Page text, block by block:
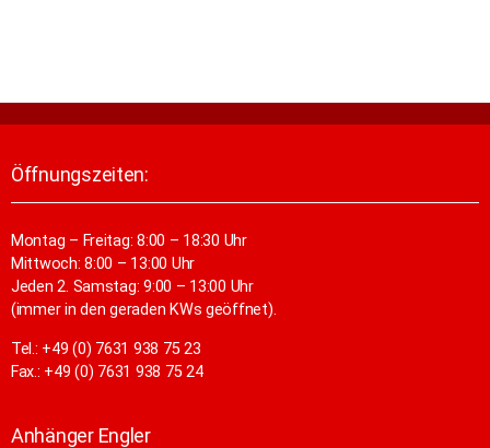
Öffnungszeiten:
Montag – Freitag: 8:00 – 18:30 Uhr
Mittwoch: 8:00 – 13:00 Uhr
Jeden 2. Samstag: 9:00 – 13:00 Uhr
(immer in den geraden KWs geöffnet).
Tel.: +49 (0) 7631 938 75 23
Fax.: +49 (0) 7631 938 75 24
Anhänger Engler